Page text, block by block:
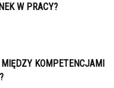
W PRACY?
KOMPETENCJAMI